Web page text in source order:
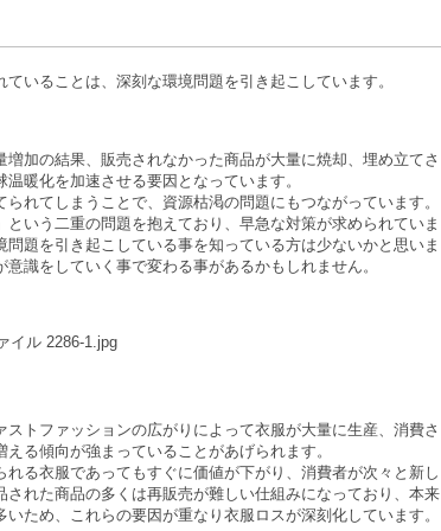
いることは、深刻な環境問題を引き起こしています。
加の結果、販売されなかった商品が大量に焼却、埋め立てさ
暖化を加速させる要因となっています。
れてしまうことで、資源枯渇の問題にもつながっています。
いう二重の問題を抱えており、早急な対策が求められていま
題を引き起こしている事を知っている方は少ないかと思いま
識をしていく事で変わる事があるかもしれません。
トファッションの広がりによって衣服が大量に生産、消費さ
る傾向が強まっていることがあげられます。
る衣服であってもすぐに価値が下がり、消費者が次々と新し
れた商品の多くは再販売が難しい仕組みになっており、本来
ため、これらの要因が重なり衣服ロスが深刻化しています。